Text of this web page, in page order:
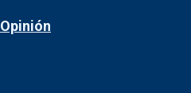
Opinión